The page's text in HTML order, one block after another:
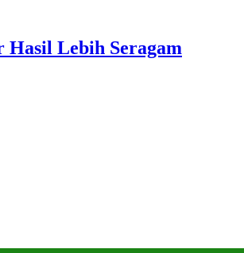
Hasil Lebih Seragam